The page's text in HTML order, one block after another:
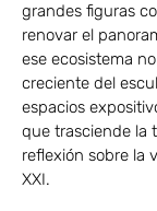
grandes figuras
renovar el
ese ecosistema
creciente del
espacios
que trasciende la
reflexión sobre la
XXI.